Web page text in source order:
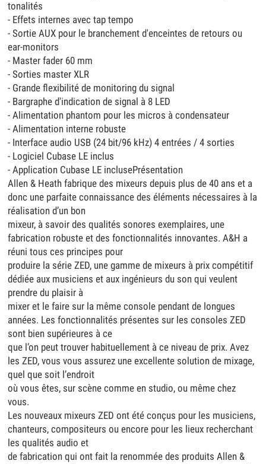
tonalités
- Effets internes avec tap tempo
- Sortie AUX pour le branchement d'enceintes de retours ou
ear-monitors
- Master fader 60 mm
- Sorties master XLR
- Grande flexibilité de monitoring du signal
- Bargraphe d'indication de signal à 8 LED
- Alimentation phantom pour les micros à condensateur
- Alimentation interne robuste
- Interface audio USB (24 bit/96 kHz) 4 entrées / 4 sorties
- Logiciel Cubase LE inclus
- Application Cubase LE inclusePrésentation
Allen & Heath fabrique des mixeurs depuis plus de 40 ans et a
donc une parfaite connaissance des éléments nécessaires à la
réalisation d’un bon
mixeur, à savoir des qualités sonores exemplaires, une
fabrication robuste et des fonctionnalités innovantes. A&H a
réuni tous ces principes pour
produire la série ZED, une gamme de mixeurs à prix compétitif
dédiée aux musiciens et aux ingénieurs du son qui veulent
prendre du plaisir à
mixer et le faire sur la même console pendant de longues
années. Les fonctionnalités présentes sur les consoles ZED
sont bien supérieures à ce
que l’on peut trouver habituellement à ce niveau de prix. Avez
les ZED, vous vous assurez une excellente solution de mixage,
quel que soit l’endroit
où vous êtes, sur scène comme en studio, ou même chez
vous.
Les nouveaux mixeurs ZED ont été conçus pour les musiciens,
chanteurs, compositeurs ou encore pour les lieux recherchant
les qualités audio et
de fabrication qui ont fait la renommée des produits Allen &